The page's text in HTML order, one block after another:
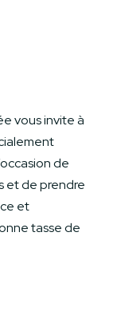
vous invite à
de
et de prendre
et
tasse de